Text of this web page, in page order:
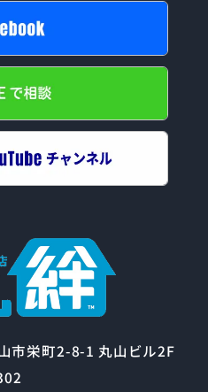
市栄町2-8-1 丸山ビル2F